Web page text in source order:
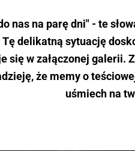
nas na parę dni" - te
Tę delikatną sytuację
się w załączonej galerii.
że memy o
uśmiech na